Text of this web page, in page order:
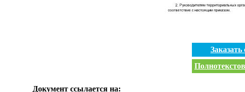
Документ ссылается на: